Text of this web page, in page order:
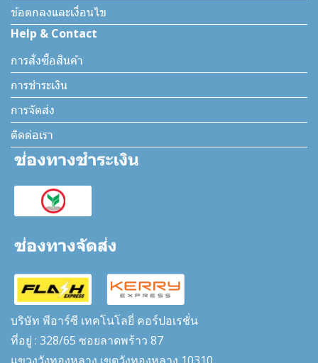
ข้อตกลงและเงื่อนไข
Help & Contact
การสั่งซื้อสินค้า
การชำระเงิน
การจัดส่ง
ติดต่อเรา
บริษัท พีอาร์ซี เทคโนโลยี่ คอร์ปอเรชั่น
ที่อยู่ : 328/65 ซอยลาดพร้าว 87
แขวงวังทองหลาง เขตวังทองหลาง 10310